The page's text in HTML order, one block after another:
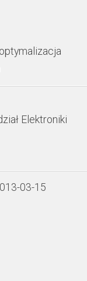
Elektroniki
03-15